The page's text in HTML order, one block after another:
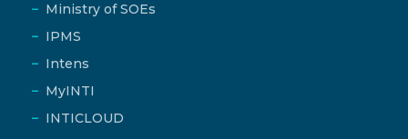
Ministry of SOEs
IPMS
Intens
MyINTI
INTICLOUD